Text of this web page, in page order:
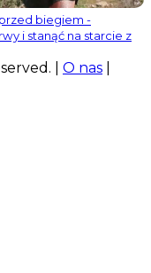
biegiem -
i stanąć na starcie z
| O nas